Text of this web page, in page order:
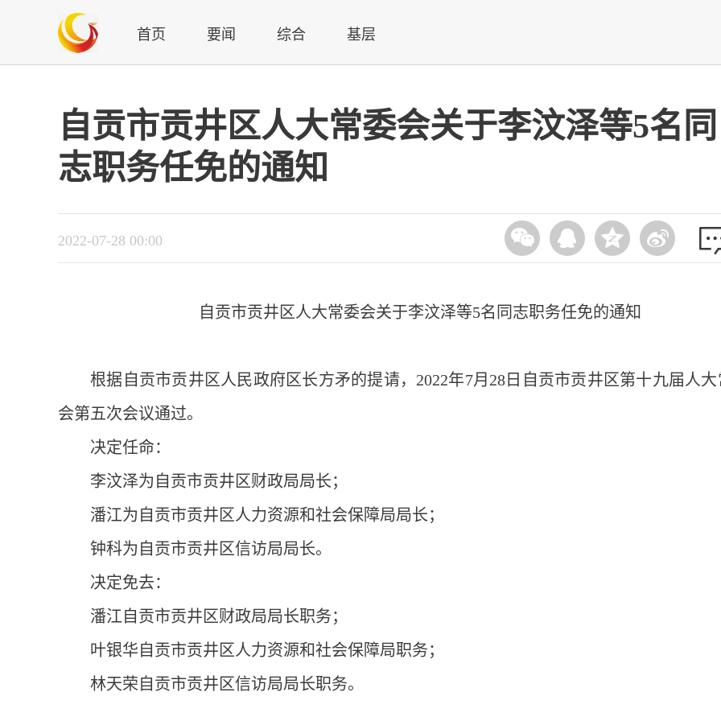
首页 要闻 综合 基层
自贡市贡井区人大常委会关于李汶泽等5名同
志职务任免的通知
2022-07-28 00:00
自贡市贡井区人大常委会关于李汶泽等5名同志职务任免的通知
根据自贡市贡井区人民政府区长方矛的提请，2022年7月28日自贡市贡井区第十九届人
会第五次会议通过。
决定任命：
李汶泽为自贡市贡井区财政局局长；
潘江为自贡市贡井区人力资源和社会保障局局长；
钟科为自贡市贡井区信访局局长。
决定免去：
潘江自贡市贡井区财政局局长职务；
叶银华自贡市贡井区人力资源和社会保障局职务；
林天荣自贡市贡井区信访局局长职务。